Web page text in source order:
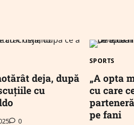
deja, după
cu
0
SPORTS
„A opta
cu care
pe fani